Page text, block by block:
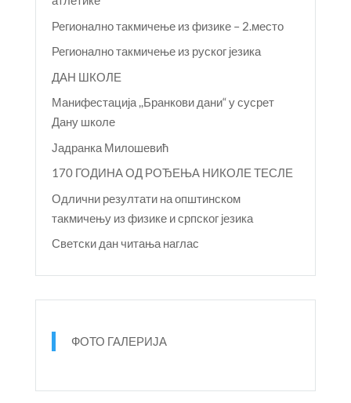
Регионално такмичење из физике – 2.место
Регионално такмичење из руског језика
ДАН ШКОЛЕ
Манифестација ,,Бранкови дани“ у сусрет
Дану школе
Јадранка Милошевић
170 ГОДИНА ОД РОЂЕЊА НИКОЛЕ ТЕСЛЕ
Одлични резултати на општинском
такмичењу из физике и српског језика
Светски дан читања наглас
ФОТО ГАЛЕРИЈА